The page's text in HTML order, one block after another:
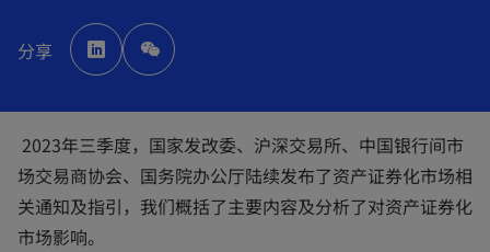
分享 p
e
n
n
e
w
a
2023年三季度，国家发改委、沪深交易所、中国银行间市
场交易商协会、国务院办公厅陆续发布了资产证券化市场相
关通知及指引，我们概括了主要内容及分析了对资产证券化
市场影响。